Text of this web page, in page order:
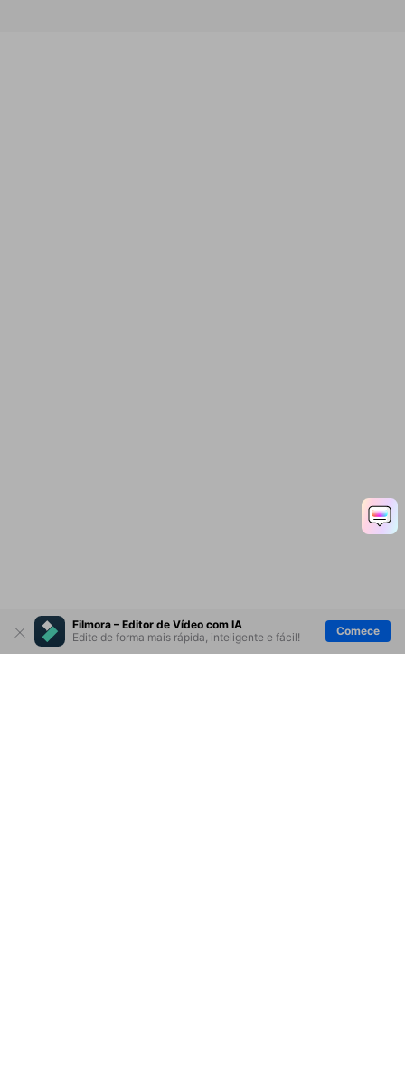
Filmora – Editor de Vídeo com IA
Edite de forma mais rápida, inteligente e fácil!
Comece